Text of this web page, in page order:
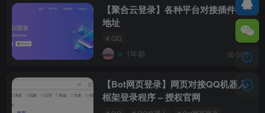
【聚合云登录】各种平台对接插件下载
地址
# QQ
1年前 505
【Bot网页登录】网页对接QQ机器人
框架登录程序 – 授权官网